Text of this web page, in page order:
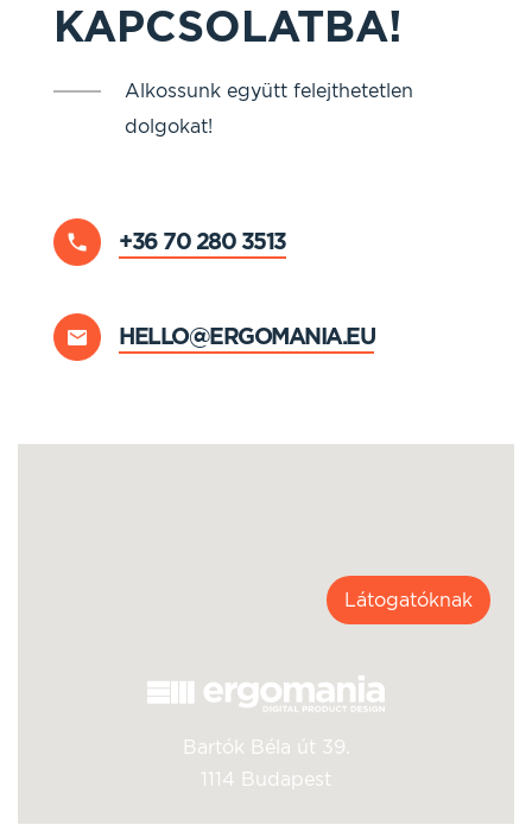
KAPCSOLATBA!
Alkossunk együtt felejthetetlen
dolgokat!
+36 70 280 3513
HELLO@ERGOMANIA.EU
Bartók Béla út 39.
1114 Budapest
Látogatóknak